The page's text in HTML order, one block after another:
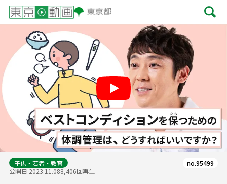
Play
子供・若者・教育
公開日 2023.11.088,406回再生
no.95499